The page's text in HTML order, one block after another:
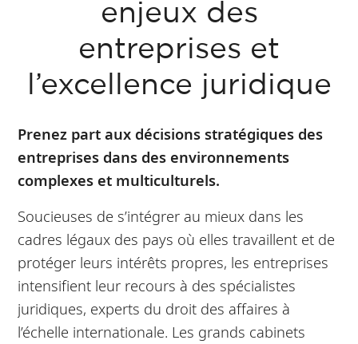
enjeux des
entreprises et
l’excellence juridique
Prenez part aux décisions stratégiques des
entreprises dans des environnements
complexes et multiculturels.
Soucieuses de s’intégrer au mieux dans les
cadres légaux des pays où elles travaillent et de
protéger leurs intérêts propres, les entreprises
intensifient leur recours à des spécialistes
juridiques, experts du droit des affaires à
l’échelle internationale. Les grands cabinets